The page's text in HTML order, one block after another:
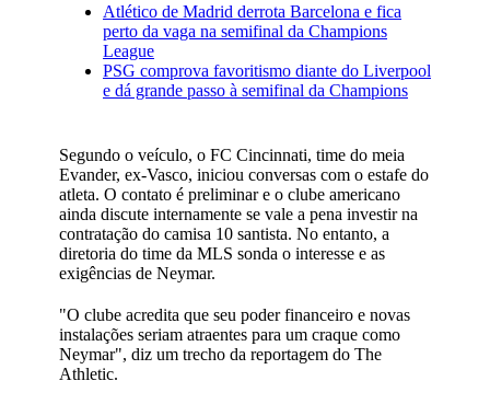
Atlético de Madrid derrota Barcelona e fica
perto da vaga na semifinal da Champions
League
PSG comprova favoritismo diante do Liverpool
e dá grande passo à semifinal da Champions
Segundo o veículo, o FC Cincinnati, time do meia
Evander, ex-Vasco, iniciou conversas com o estafe do
atleta. O contato é preliminar e o clube americano
ainda discute internamente se vale a pena investir na
contratação do camisa 10 santista. No entanto, a
diretoria do time da MLS sonda o interesse e as
exigências de Neymar.
"O clube acredita que seu poder financeiro e novas
instalações seriam atraentes para um craque como
Neymar", diz um trecho da reportagem do The
Athletic.